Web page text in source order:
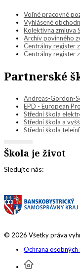
Voľné pracovné
Vyhlásené
Kolektívna zmluva
Archív povinného
Centrálny register
Centrálny register
Partnerské
Andreas-Gordon-
EPD - European
Střední škola
Střední škola a
Střední škola
Škola je život
Sledujte nás:
© 2026 Všetky práva
Ochrana osobných